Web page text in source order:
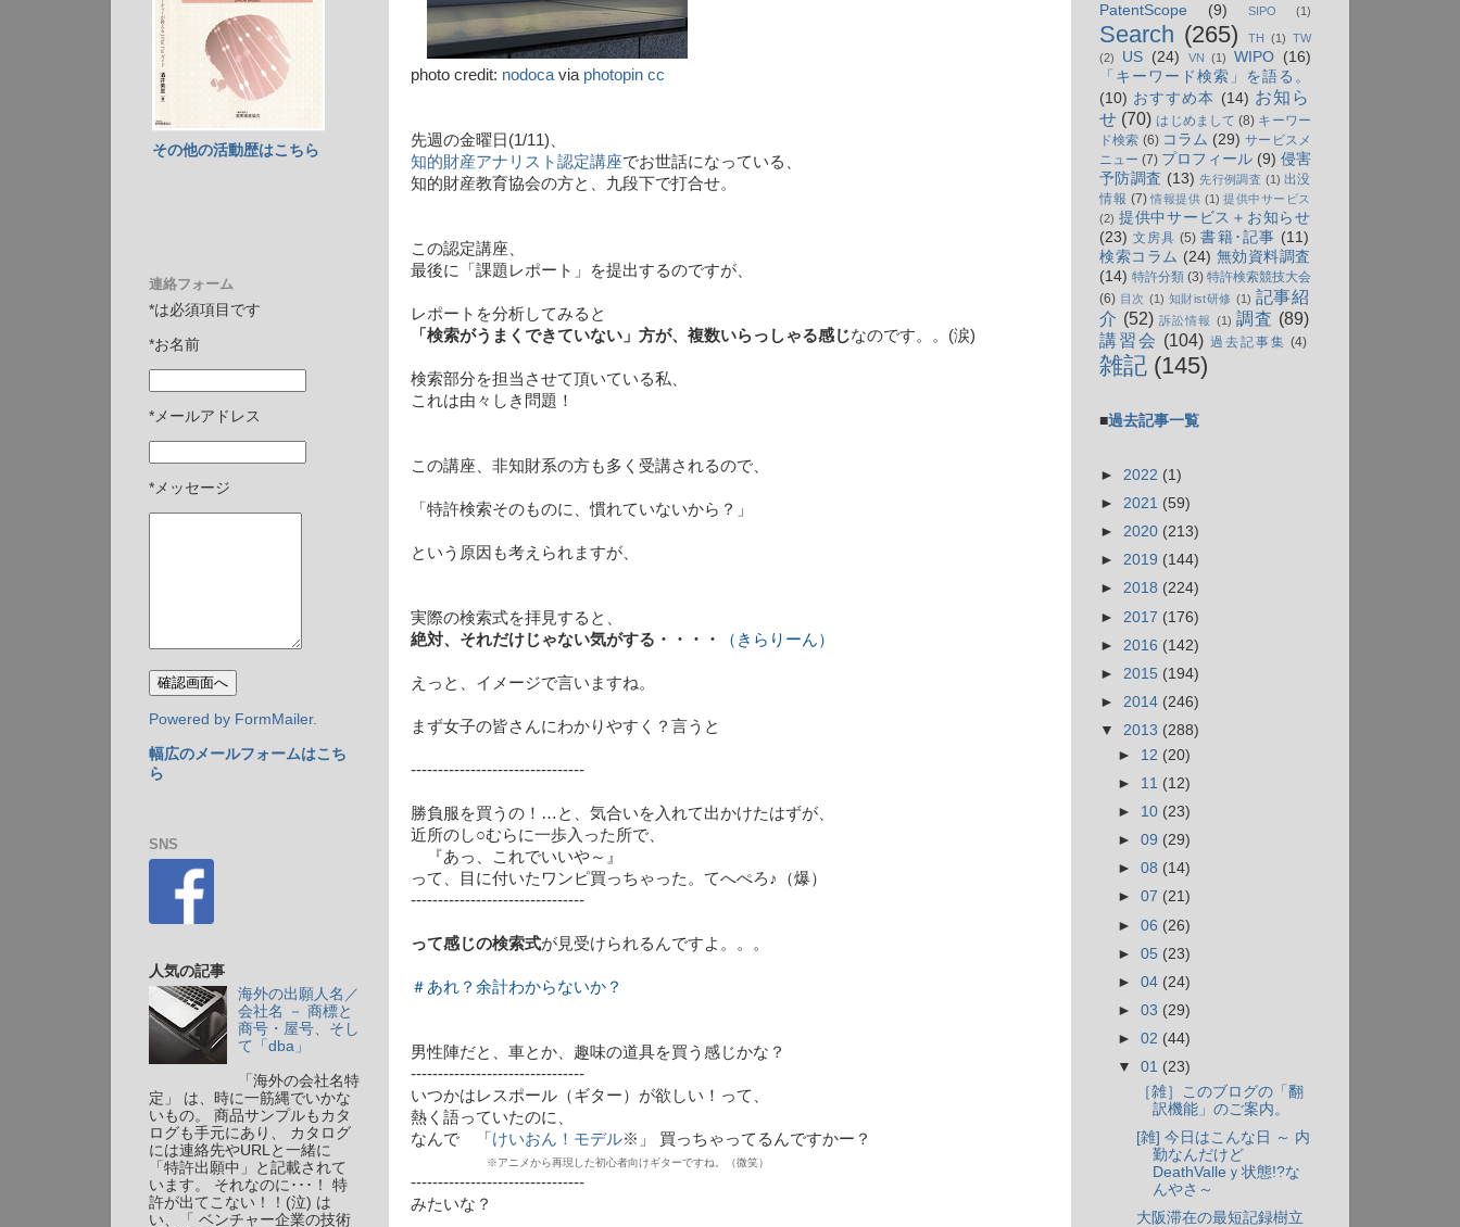
photo credit: nodoca via photopin cc
先週の金曜日(1/11)、
知的財産アナリスト認定講座でお世話になっている、
知的財産教育協会の方と、九段下で打合せ。
この認定講座、
最後に「課題レポート」を提出するのですが、
レポートを分析してみると
「検索がうまくできていない」方が、複数いらっしゃる感じなのです。。(涙)
検索部分を担当させて頂いている私、
これは由々しき問題！
この講座、非知財系の方も多く受講されるので、
「特許検索そのものに、慣れていないから？」
という原因も考えられますが、
実際の検索式を拝見すると、
絶対、それだけじゃない気がする・・・・
（きらりーん）
えっと、イメージで言いますね。
まず女子の皆さんにわかりやすく？言うと
--------------------------------
勝負服を買うの！…と、気合いを入れて出かけたはずが、
近所のし○むらに一歩入った所で、
『あっ、これでいいや～』
って、目に付いたワンピ買っちゃった。てへぺろ♪（爆）
--------------------------------
って感じの検索式が見受けられるんですよ。。。
＃あれ？余計わからないか？
男性陣だと、車とか、趣味の道具を買う感じかな？
--------------------------------
いつかはレスポール（ギター）が欲しい！って、
熱く語っていたのに、
なんで 「 けいおん！モデル※」 買っちゃってるんですかー？
※アニメから再現した初心者向けギターですね。（微笑）
--------------------------------
みたいな？
その他の活動歴はこちら
連絡フォーム
*は必須項目です
*お名前
*メールアドレス
*メッセージ
Powered by FormMailer.
幅広のメールフォームはこち
ら
SNS
人気の記事
海外の出願人名／
会社名 － 商標と
商号・屋号、そし
て「dba」
「海外の会社名特
定」 は、時に一筋縄でいかな
いもの。 商品サンプルもカタ
ログも手元にあり、 カタログ
には連絡先やURLと一緒に
「特許出願中」と記載されて
います。 それなのに･･･！ 特
許が出てこない！！(泣) は
い、「 ベンチャー企業の技術
PatentScope
(9) SIPO (1)
Search (265) TH (1) TW
(2)
US (24) VN (1) WIPO (16)
「キーワード検索」を語る。
(10) おすすめ本 (14) お知ら
せ (70) はじめまして (8) キーワー
ド検索 (6) コラム (29) サービスメ
ニュー (7) プロフィール (9) 侵害
予防調査 (13) 先行例調査 (1) 出没
情報 (7) 情報提供 (1) 提供中サービス
(2) 提供中サービス＋お知らせ
(23) 文房具 (5) 書籍･記事 (11)
検索コラム (24) 無効資料調査
(14) 特許分類 (3) 特許検索競技大会
(6) 目次 (1) 知財ist研修 (1) 記事紹
介 (52) 訴訟情報 (1) 調査 (89)
講習会 (104) 過去記事集 (4)
雑記 (145)
■過去記事一覧
► 2022 (1)
► 2021 (59)
► 2020 (213)
► 2019 (144)
► 2018 (224)
► 2017 (176)
► 2016 (142)
► 2015 (194)
► 2014 (246)
▼ 2013 (288)
► 12 (20)
► 11 (12)
► 10 (23)
►09 (29)
►08 (14)
►07 (21)
►06 (26)
►05 (23)
►04 (24)
►03 (29)
►02 (44)
▼01 (23)
［雑］このブログの「翻
訳機能」のご案内。
[雑] 今日はこんな日 ～ 内
勤なんだけど
DeathValleｙ状態!?な
んやさ～
大阪滞在の最短記録樹立